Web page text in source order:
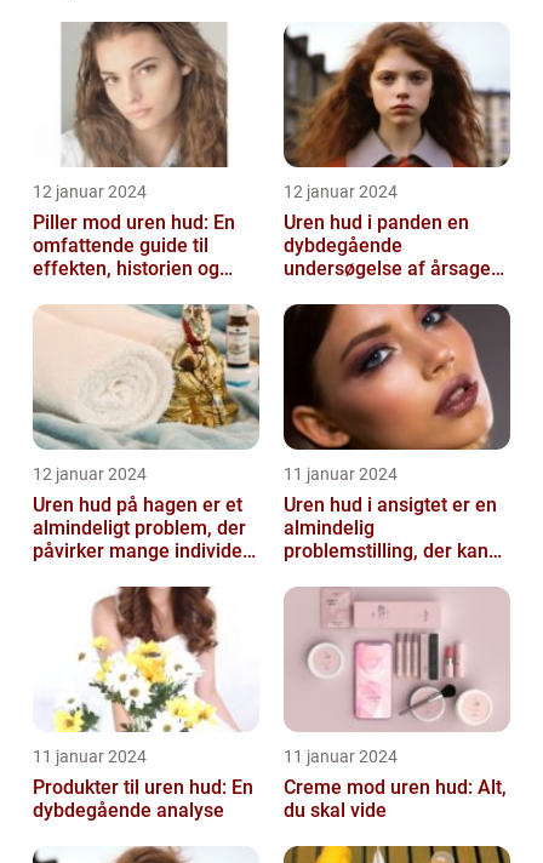
12 januar 2024
Piller mod uren hud: En
omfattende guide til
effekten, historien og
12 januar 2024
Uren hud i panden en
dybdegående
undersøgelse af årsager
12 januar 2024
Uren hud på hagen er et
almindeligt problem, der
påvirker mange individer,
interesse...
11 januar 2024
Uren hud i ansigtet er en
almindelig
problemstilling, der kan
og voksne
11 januar 2024
Produkter til uren hud: En
dybdegående analyse
11 januar 2024
Creme mod uren hud: Alt,
du skal vide